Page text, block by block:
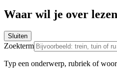
Waar wil je over
Sluiten
Zoekterm
Typ een onderwerp, rubriek of